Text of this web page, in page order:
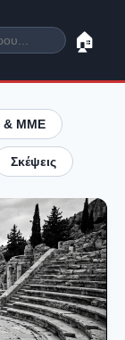
🏠
& ΜΜΕ
Σκέψεις